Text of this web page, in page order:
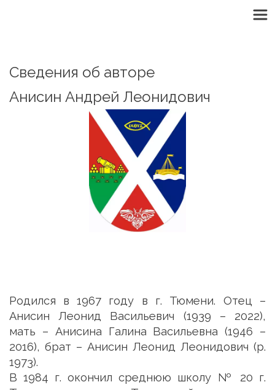
Сведения об авторе
Анисин Андрей Леонидович
Родился в 1967 году в г. Тюмени. Отец –
Анисин Леонид Васильевич (1939 – 2022),
мать – Анисина Галина Васильевна (1946 –
2016), брат – Анисин Леонид Леонидович (р.
1973).
В 1984 г. окончил среднюю школу № 20 г.